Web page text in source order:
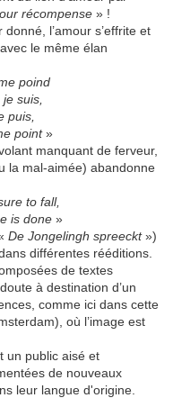
récompense » !
l’amour s’effrite et
le même élan
poind
suis,
puis,
point»
manquant de ferveur,
la mal-aimée) abandonne
to fall,
is done »
De Jongelingh spreeckt»)
différentes rééditions.
de textes
à destination d’un
comme ici dans cette
où l’image est
un public aisé et
de nouveaux
leur langue d'origine.